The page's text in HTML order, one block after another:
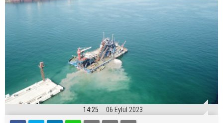
14:25 06 Eylül 2023